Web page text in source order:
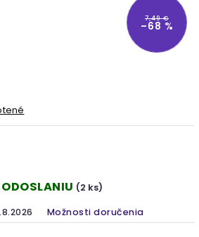
7,49 €
–68 %
(2 ks)
Možnosti doručenia